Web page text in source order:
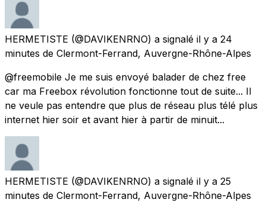
HERMETISTE (@DAVIKENRNO) a signalé il y a 24
minutes de Clermont-Ferrand, Auvergne-Rhône-Alpes
@freemobile Je me suis envoyé balader de chez free
car ma Freebox révolution fonctionne tout de suite... Il
ne veule pas entendre que plus de réseau plus télé plus
internet hier soir et avant hier à partir de minuit...
HERMETISTE (@DAVIKENRNO) a signalé il y a 25
minutes de Clermont-Ferrand, Auvergne-Rhône-Alpes